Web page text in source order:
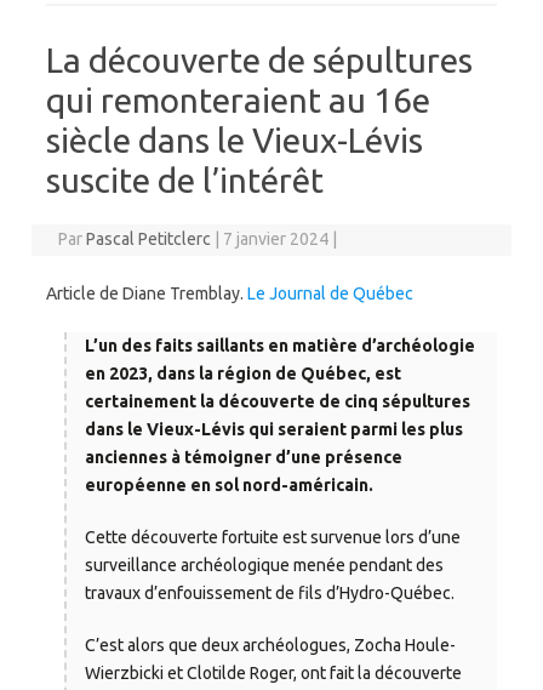
La découverte de sépultures
qui remonteraient au 16e
siècle dans le Vieux-Lévis
suscite de l’intérêt
ParPascal Petitclerc 7 janvier 2024
Article de Diane Tremblay. Le Journal de Québec
L’un des faits saillants en matière d’archéologie
en 2023, dans la région de Québec, est
certainement la découverte de cinq sépultures
dans le Vieux-Lévis qui seraient parmi les plus
anciennes à témoigner d’une présence
européenne en sol nord-américain.
Cette découverte fortuite est survenue lors d’une
surveillance archéologique menée pendant des
travaux d’enfouissement de fils d’Hydro-Québec.
C’est alors que deux archéologues, Zocha Houle-
Wierzbicki et Clotilde Roger, ont fait la découverte